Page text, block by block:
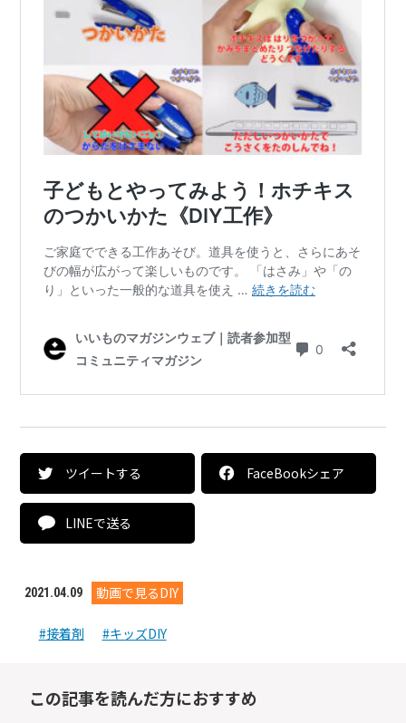
ツイートする FaceBookシェア
LINEで送る
2021.04.09 動画で見るDIY
#接着剤 #キッズDIY
この記事を読んだ方におすすめ